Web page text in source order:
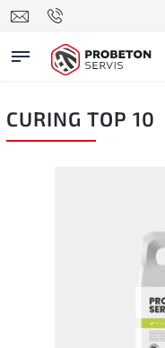
CURING TOP 10